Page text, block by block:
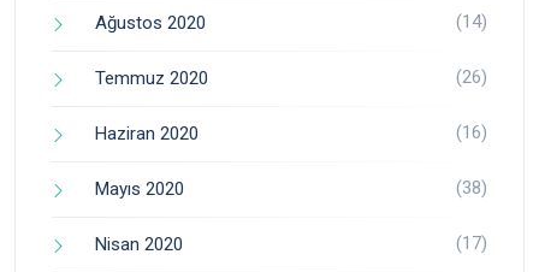
Ağustos 2020 (14)
Temmuz 2020 (26)
Haziran 2020 (16)
Mayıs 2020 (38)
Nisan 2020 (17)